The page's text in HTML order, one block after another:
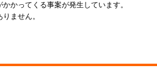
かってくる事案が発生しています。
ません。